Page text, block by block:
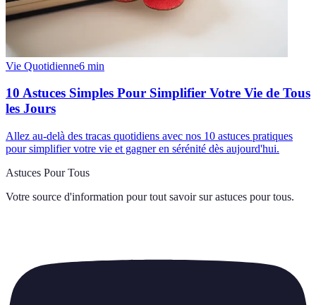
Vie Quotidienne6 min
10 Astuces Simples Pour Simplifier Votre Vie de Tous
les Jours
Allez au-delà des tracas quotidiens avec nos 10 astuces pratiques
pour simplifier votre vie et gagner en sérénité dès aujourd'hui.
Astuces Pour Tous
Votre source d'information pour tout savoir sur astuces pour tous.